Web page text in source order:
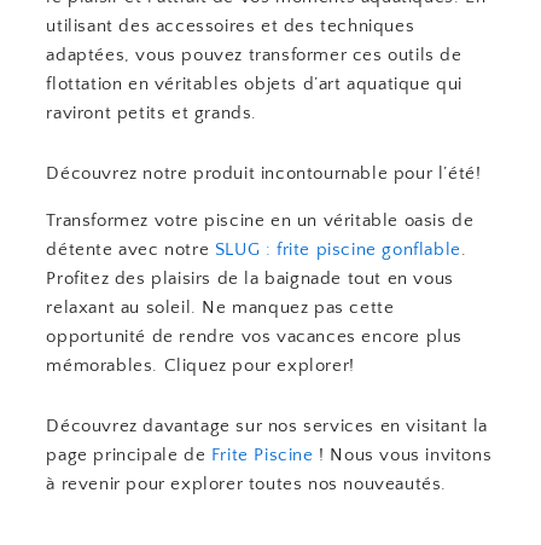
utilisant des accessoires et des techniques
adaptées, vous pouvez transformer ces outils de
flottation en véritables objets d’art aquatique qui
raviront petits et grands.
Découvrez notre produit incontournable pour l’été!
Transformez votre piscine en un véritable oasis de
détente avec notre SLUG : frite piscine gonflable.
Profitez des plaisirs de la baignade tout en vous
relaxant au soleil. Ne manquez pas cette
opportunité de rendre vos vacances encore plus
mémorables. Cliquez pour explorer!
Découvrez davantage sur nos services en visitant la
page principale de Frite Piscine ! Nous vous invitons
à revenir pour explorer toutes nos nouveautés.